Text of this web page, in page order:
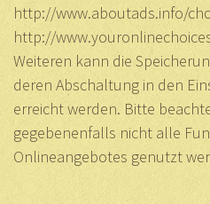
http://www.aboutads.info/
http://
Weiteren kann die
deren Abschaltung in den
erreicht werden. Bitte
gegebenenfalls nicht alle
Onlineangebotes genutzt